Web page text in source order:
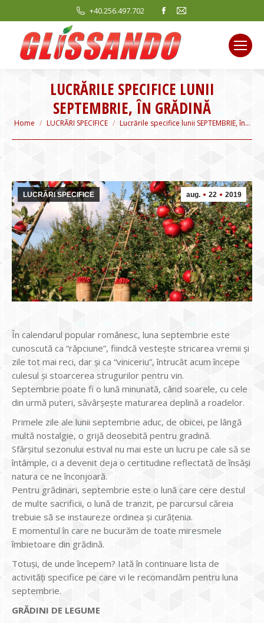
+40.256.497.702
Facebook
opens
in
new
window
Mail
new
window
LUCRĂRILE SPECIFICE LUNII
SEPTEMBRIE, ÎN GRĂDINĂ
You are here:
Home LUCRĂRI SPECIFICE Lucrările specifice lunii SEPTEMBRIE, în…
aug. 22 2019
LUCRĂRI SPECIFICE
În calendarul popular românesc, luna septembrie este
cunoscută ca “răpciune”, fiindcă vestește stricarea vremii și
zile tot mai reci, dar și ca “viniceriu”, întrucât acum începe
culesul și stoarcerea strugurilor pentru vin.
Septembrie poate fi o lună minunată, când soarele, cu cele
din urmă puteri, săvârșește maturarea deplină a roadelor.
Primele zile ale lunii septembrie aduc, de obicei, pe lângă
multă nostalgie, o grijă deosebită pentru gradină.
Sfârșitul sezonului estival nu mai este un lucru pe cale să se
întâmple, ci a devenit deja o certitudine reflectată de însăși
natura ce ne înconjoară.
Pentru grădinari, septembrie este o lună care cere destul
de multe sacrificii, o lună de tranzit, pe parcursul căreia
trebuie să se instaureze ordinea și curățenia.
E momentul în care ne bucurăm de toate miresmele
îmbietoare din grădină.
Totuși, de unde începem? Iată în continuare lista de
activități specifice pe care vi le recomandăm pentru luna
septembrie.
GRĂDINI DE LEGUME